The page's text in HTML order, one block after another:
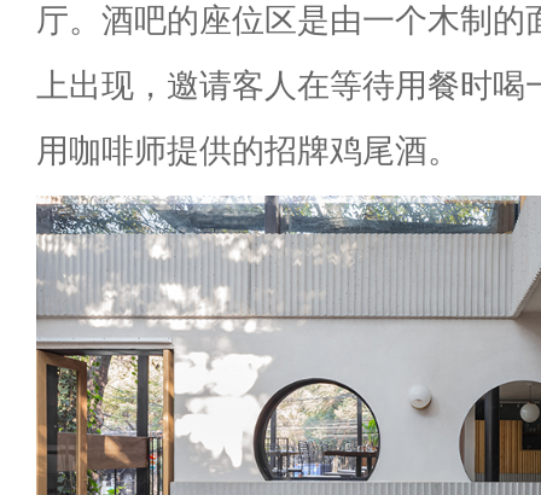
厅。酒吧的座位区是由一个木制的
上出现，邀请客人在等待用餐时
用咖啡师提供的招牌鸡尾酒。